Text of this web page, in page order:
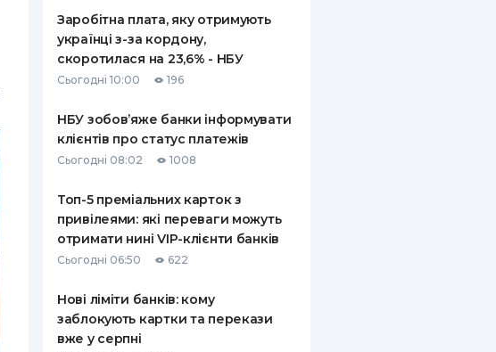
Заробітна плата, яку отримують
українці з-за кордону,
скоротилася на 23,6% - НБУ
Сьогодні 10:00 196
НБУ зобов’яже банки інформувати
клієнтів про статус платежів
Сьогодні 08:02 1008
Топ-5 преміальних карток з
привілеями: які переваги можуть
отримати нині VIP-клієнти банків
Сьогодні 06:50 622
Нові ліміти банків: кому
заблокують картки та перекази
вже у серпні